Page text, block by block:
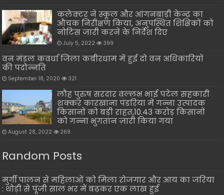
कलेक्टर ने स्कूल और आंगनबाड़ी केन्द्र का
औचक निरीक्षण किया, अनुपस्थित शिक्षिकों को
नोटिस जारी करने के निर्देश दिए
July 5, 2022 399
वन मंडल कवर्धा जिला कबीरधाम में हुई दो वन अधिकारियों
की पदोन्नति
September 18, 2020 321
लौह पुरुष सरदार वल्लभ भाई पटेल सहकारी
शक्कर कारखाना पंडरिया में गन्ना उत्पादक
किसानों को बड़ी राहत,10.43 करोड़ किसानों
को गन्ना भुगतान ज़ारी किया गया
August 28, 2022 269
Random Posts
मुर्गी पालन से महिलाओं को मिला रोजगार और आय का जरिया
: थोड़ी से पूंजी साल भर में बढ़कर एक लाख हुई